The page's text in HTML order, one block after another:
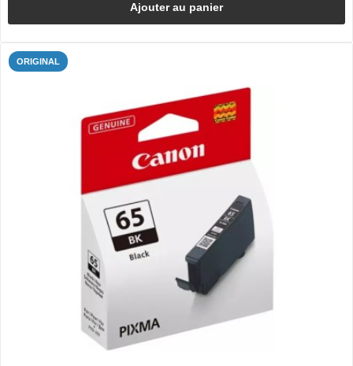
Ajouter au panier
ORIGINAL